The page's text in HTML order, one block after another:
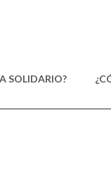
SOLIDARIO?